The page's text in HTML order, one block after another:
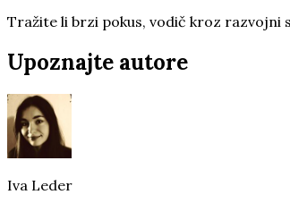
Tražite li brzi pokus, vodič kroz razvojni
Upoznajte autore
Iva Leder